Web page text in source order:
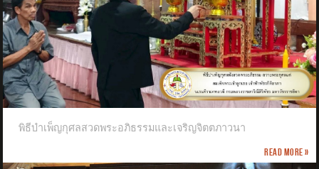
พิธีบำเพ็ญกุศลสวดพระอภิธรรมและเจริญจิตตภาวนา
Read more »